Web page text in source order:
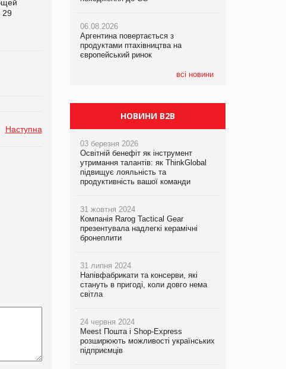
29
Наступна
06.08.2026
Аргентина повертається з
продуктами птахівництва на
європейський ринок
всі новини
05.08.2026
Смачне поповнення дитячого меню:
у VARUS з’явилися новинки від ТМ
ТОКЕРИ
хлібобулочні вироби на
PrivateLabel&FMCG Master 2026
06.08.2026
Аргентина повертається з
продуктами птахівництва на
європейський ринок
НОВИНИ B2B
03 березня 2026
Освітній бенефіт як інструмент
утримання талантів: як ThinkGlobal
підвищує лояльність та
продуктивність вашої команди
31 жовтня 2024
Компанія Rarog Tactical Gear
презентувала надлегкі керамічні
бронеплити
31 липня 2024
Напівфабрикати та консерви, які
стануть в пригоді, коли довго нема
світла
24 червня 2024
Meest Пошта і Shop-Express
розширюють можливості українських
підприємців